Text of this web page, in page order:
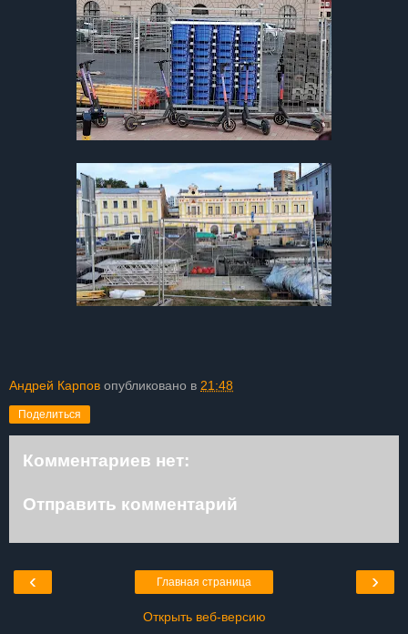
Андрей Карпов опубликовано в 21:48
Поделиться
Комментариев нет:
Отправить комментарий
‹ ›
Главная страница
Открыть веб-версию